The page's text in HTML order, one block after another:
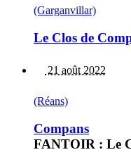
(Garganvillar)
Le Clos de
21 août 2022
(Réans)
Compans
FANTOIR : Le